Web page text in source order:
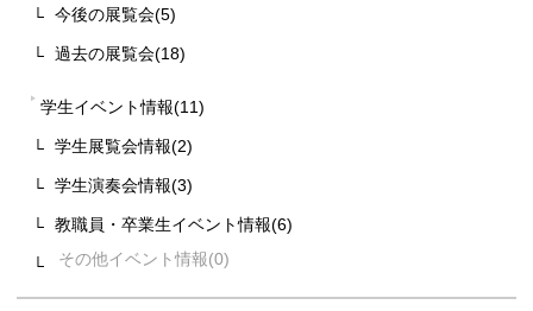
今後の展覧会(5)
過去の展覧会(18)
学生イベント情報(11)
学生展覧会情報(2)
学生演奏会情報(3)
教職員・卒業生イベント情報(6)
その他イベント情報